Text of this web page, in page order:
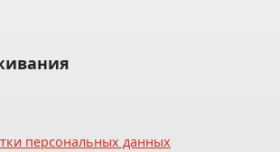
персональных данных